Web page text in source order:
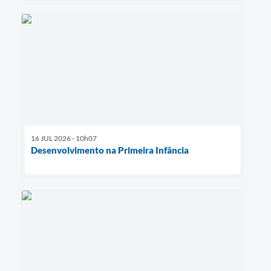
16 JUL 2026 - 10h07
Desenvolvimento na Primeira Infância